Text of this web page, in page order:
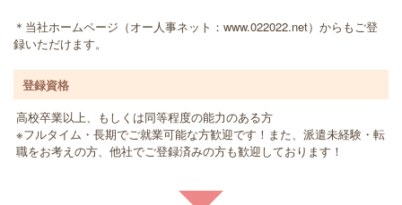
＊当社ホームページ（オー人事ネット：www.022022.net）からもご登
録いただけます。
登録資格
高校卒業以上、もしくは同等程度の能力のある方
※フルタイム・長期でご就業可能な方歓迎です！また、派遣未経験・転
職をお考えの方、他社でご登録済みの方も歓迎しております！